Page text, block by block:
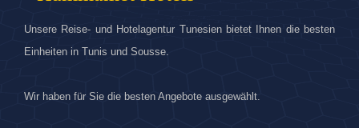
Unsere Reise- und Hotelagentur Tunesien bietet Ihnen die besten
Einheiten in Tunis und Sousse.
Wir haben für Sie die besten Angebote ausgewählt.